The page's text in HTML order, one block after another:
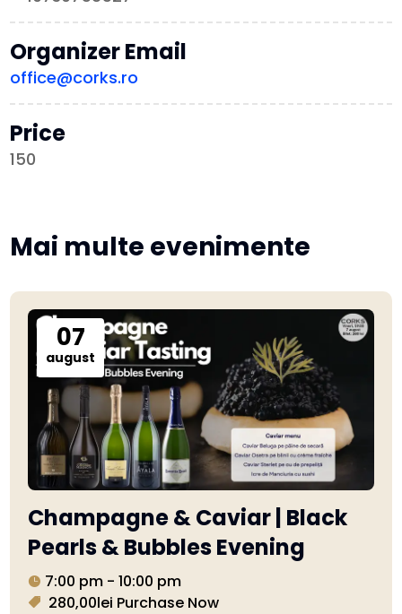
Organizer Email
office@corks.ro
Price
150
Mai multe evenimente
07
august
Champagne & Caviar | Black
Pearls & Bubbles Evening
7:00 pm - 10:00 pm
280,00lei Purchase Now